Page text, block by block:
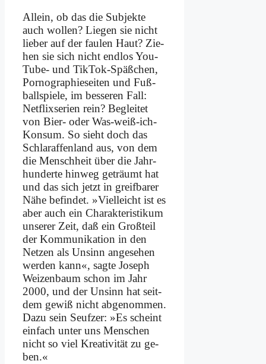
Al­lein, ob das die Sub­jek­te
auch wol­len? Lie­gen sie nicht
lie­ber auf der fau­len Haut? Zie­
hen sie sich nicht end­los You­
Tube- und Tik­Tok-Späß­chen,
Por­no­gra­phie­sei­ten und Fuß­
ball­spie­le, im bes­se­ren Fall:
Net­flix­se­ri­en rein? Be­glei­tet
von Bier- oder Was-weiß-ich-
Kon­sum. So sieht doch das
Schla­raf­fen­land aus, von dem
die Mensch­heit über die Jahr­
hun­der­te hin­weg ge­träumt hat
und das sich jetzt in greif­ba­rer
Nä­he be­fin­det. »Viel­leicht ist es
aber auch ein Cha­rak­te­ri­sti­kum
un­se­rer Zeit, daß ein Groß­teil
der Kom­mu­ni­ka­ti­on in den
Net­zen als Un­sinn an­ge­se­hen
wer­den kann«, sag­te Jo­seph
Wei­zen­baum schon im Jahr
2000, und der Un­sinn hat seit­
dem ge­wiß nicht ab­ge­nom­men.
Da­zu sein Seuf­zer: »Es scheint
ein­fach un­ter uns Men­schen
nicht so viel Krea­ti­vi­tät zu ge­
ben.«